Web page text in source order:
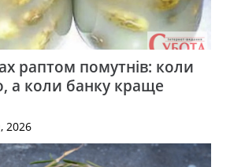
раптом помутнів: коли
а коли банку краще
2026